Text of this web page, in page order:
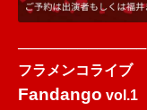
─────────────
フラメンコライブ
Fandango vol.1